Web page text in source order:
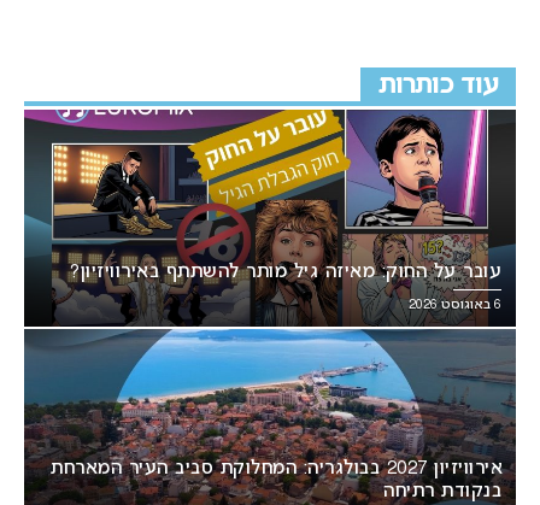
עוד כותרות
עובר על החוק: מאיזה גיל מותר להשתתף באירוויזיון?
6 באוגוסט 2026
אירוויזיון 2027 בבולגריה: המחלוקת סביב העיר המארחת
בנקודת רתיחה